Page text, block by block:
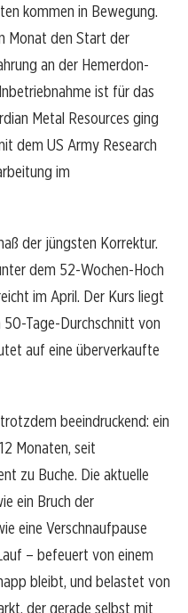
kommen in Bewegung.
Monat den Start der
an der Hemerdon-
ist für das
Metal Resources ging
dem US Army Research
im
der jüngsten Korrektur.
dem 52-Wochen-Hoch
im April. Der Kurs liegt
Tage-Durchschnitt von
auf eine überverkaufte
beeindruckend: ein
Monaten, seit
zu Buche. Die aktuelle
ein Bruch der
eine Verschnaufpause
– befeuert von einem
bleibt, und belastet von
der gerade selbst mit